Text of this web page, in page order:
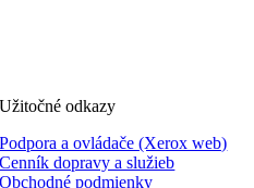
Užitočné odkazy
Podpora a ovládače (Xerox web)
Cenník dopravy a služieb
Obchodné podmienky